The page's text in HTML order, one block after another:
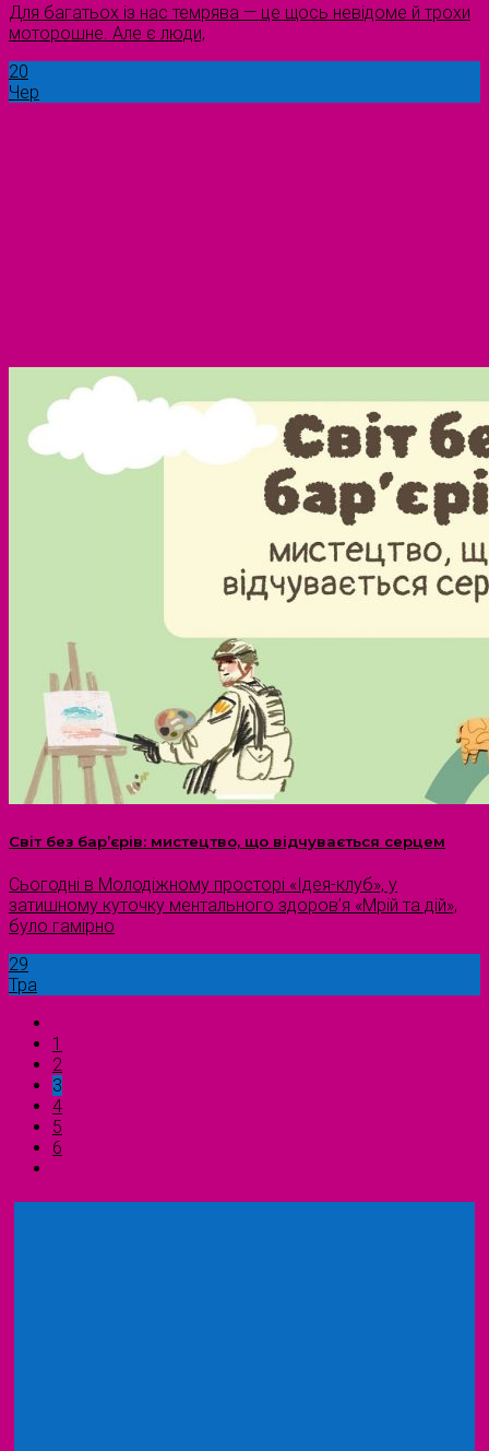
Для багатьох із нас темрява — це щось невідоме й трохи
моторошне. Але є люди,
20
Чер
Світ без бар’єрів: мистецтво, що відчувається серцем
Сьогодні в Молодіжному просторі «Ідея-клуб», у
затишному куточку ментального здоров’я «Мрій та дій»,
було гамірно
29
Тра
1
2
3
4
5
6